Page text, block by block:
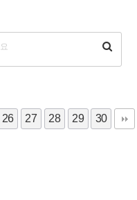
26 27 28 29 30